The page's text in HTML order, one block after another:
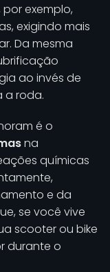
exemplo,
exigindo mais
Da mesma
ao invés de
a roda.
é o
na
químicas
e da
se você vive
scooter ou bike
durante o